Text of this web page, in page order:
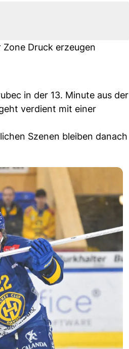
Druck erzeugen
in der 13. Minute aus der
verdient mit einer
Szenen bleiben danach